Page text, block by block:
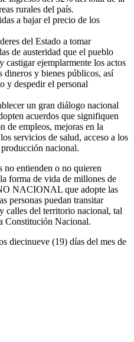
rurales del país.
a bajar el precio de los
del Estado a tomar
de austeridad que el pueblo
castigar ejemplarmente los actos
dineros y bienes públicos, así
y despedir el personal
un gran diálogo nacional
acuerdos que signifiquen
de empleos, mejoras en la
servicios de salud, acceso a los
nacional.
no entienden o no quieren
forma de vida de millones de
NACIONAL que adopte las
personas puedan transitar
calles del territorio nacional, tal
Constitución Nacional.
diecinueve (19) días del mes de